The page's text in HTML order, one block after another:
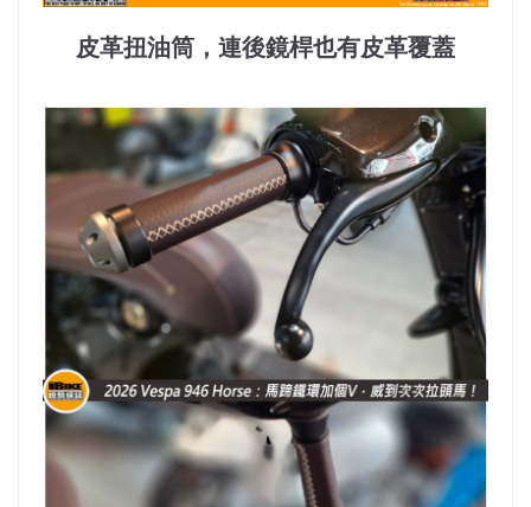
皮革扭油筒，連後鏡桿也有皮革覆蓋